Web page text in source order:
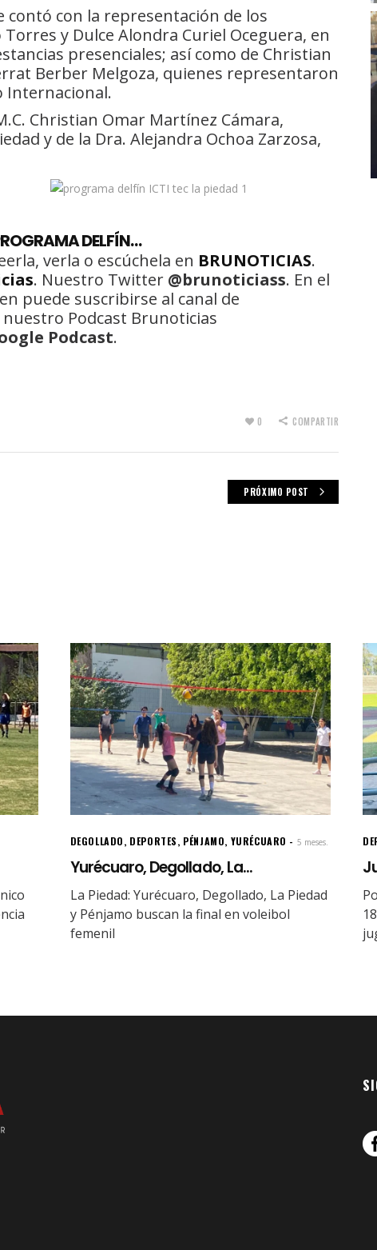
con la representación de los
y Dulce Alondra Curiel Oceguera, en
presenciales; así como de Christian
Berber Melgoza, quienes representaron
Internacional.
Christian Omar Martínez Cámara,
y de la Dra. Alejandra Ochoa Zarzosa,
DELFÍN…
verla o escúchela en BRUNOTICIAS.
. Nuestro Twitter @brunoticiass. En el
puede suscribirse al canal de
nuestro Podcast Brunoticias
Podcast.
0 COMPARTIR
PRÓXIMO POST
DEGOLLADO, DEPORTES, PÉNJAMO, YURÉCUARO 5 meses.
Yurécuaro, Degollado, La...
La Piedad: Yurécuaro, Degollado, La Piedad
y Pénjamo buscan la final en voleibol
femenil